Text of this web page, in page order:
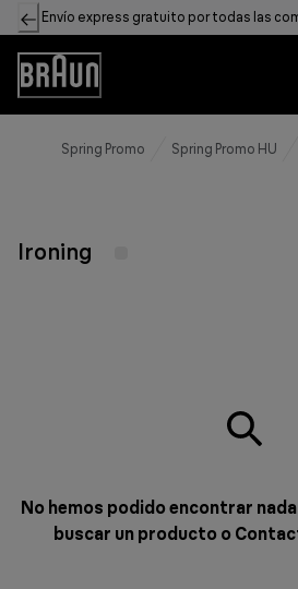
Skip
to
Content
Envío express gratuito por todas las
Accessibility
Statement
Spring Promo Spring Promo HU
Ironing
No hemos podido encontrar
buscar un producto o